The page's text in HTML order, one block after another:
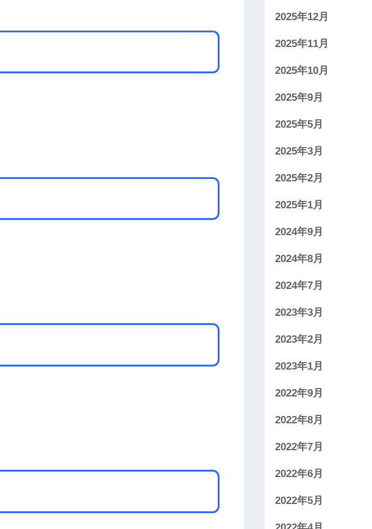
2025年12月
2025年11月
2025年10月
2025年9月
2025年5月
2025年3月
2025年2月
2025年1月
2024年9月
2024年8月
2024年7月
2023年3月
2023年2月
2023年1月
2022年9月
2022年8月
2022年7月
2022年6月
2022年5月